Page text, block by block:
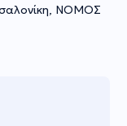
ΝΟΜΟΣ